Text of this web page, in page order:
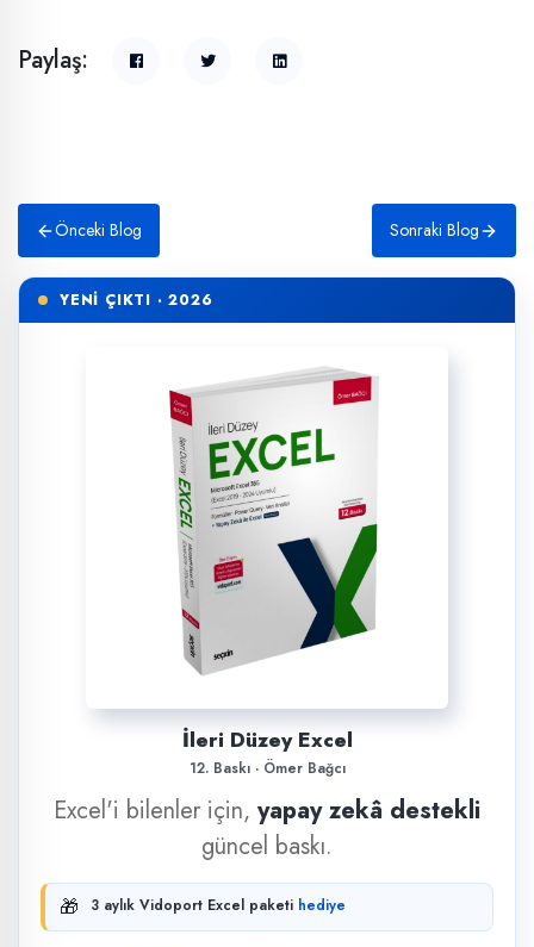
Paylaş:
Önceki Blog Sonraki Blog
YENİ ÇIKTI · 2026
İleri Düzey Excel
12. Baskı · Ömer Bağcı
Excel'i bilenler için, yapay zekâ destekli
güncel baskı.
🎁 3 aylık Vidoport Excel paketi hediye